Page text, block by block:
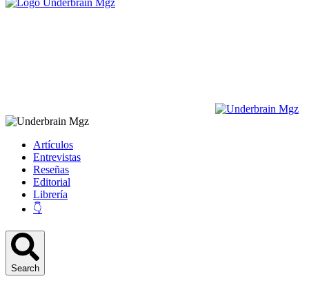
Artículos
Entrevistas
Reseñas
Editorial
Librería
👇
Search